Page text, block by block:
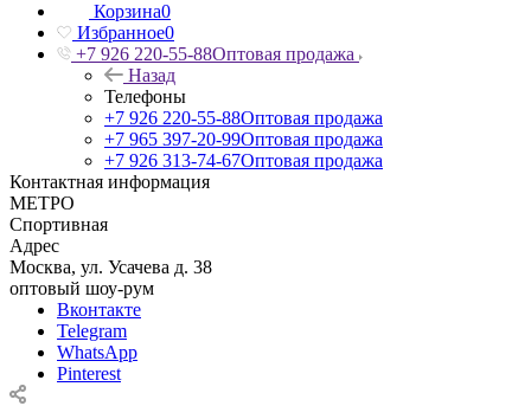
Корзина0
Избранное0
+7 926 220-55-88Оптовая продажа
Назад
Телефоны
+7 926 220-55-88Оптовая продажа
+7 965 397-20-99Оптовая продажа
+7 926 313-74-67Оптовая продажа
Контактная информация
МЕТРО
Спортивная
Адрес
Москва, ул. Усачева д. 38
оптовый шоу-рум
Вконтакте
Telegram
WhatsApp
Pinterest